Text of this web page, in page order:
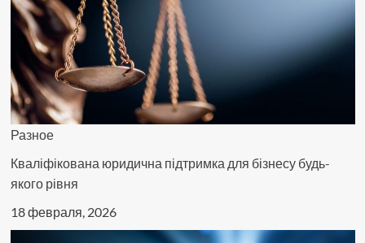
Разное
Кваліфікована юридична підтримка для бізнесу будь-
якого рівня
18 февраля, 2026